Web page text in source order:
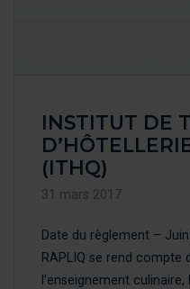
INSTITUT DE
(ITHQ)
31 mars 2017
Date du règlement –
RAPLIQ se rend compte
l’enseignement